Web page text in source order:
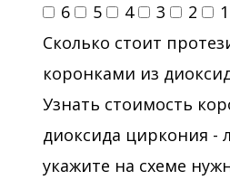
6
5 4 3 2
1
Сколько стоит
коронками из
Узнать стоимость
диоксида циркония -
укажите на схеме